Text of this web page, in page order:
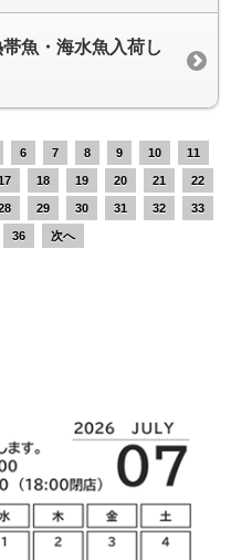
魚・海水魚入荷し
6 7 8 9 10 11
18 19 20 21 22
29 30 31 32 33
36 次へ